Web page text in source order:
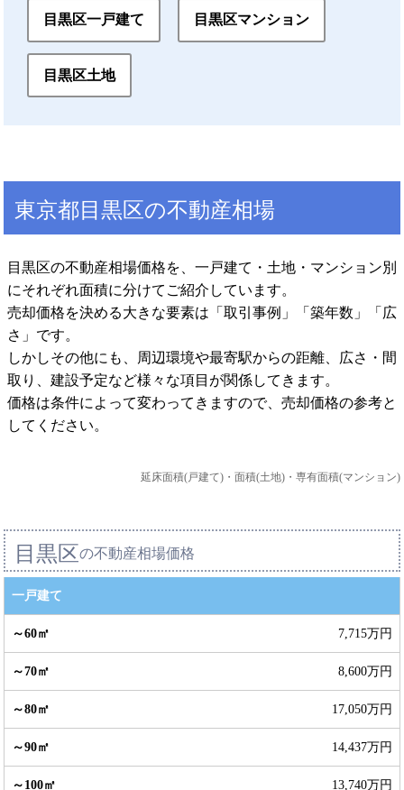
目黒区一戸建て 目黒区マンション
目黒区土地
東京都目黒区の不動産相場
目黒区の不動産相場価格を、一戸建て・土地・マンション別
にそれぞれ面積に分けてご紹介しています。
売却価格を決める大きな要素は「取引事例」「築年数」「広
さ」です。
しかしその他にも、周辺環境や最寄駅からの距離、広さ・間
取り、建設予定など様々な項目が関係してきます。
価格は条件によって変わってきますので、売却価格の参考と
してください。
延床面積(戸建て)・面積(土地)・専有面積(マンション)
目黒区の不動産相場価格
一戸建て
7,715万円
8,600万円
17,050万円
14,437万円
13,740万円